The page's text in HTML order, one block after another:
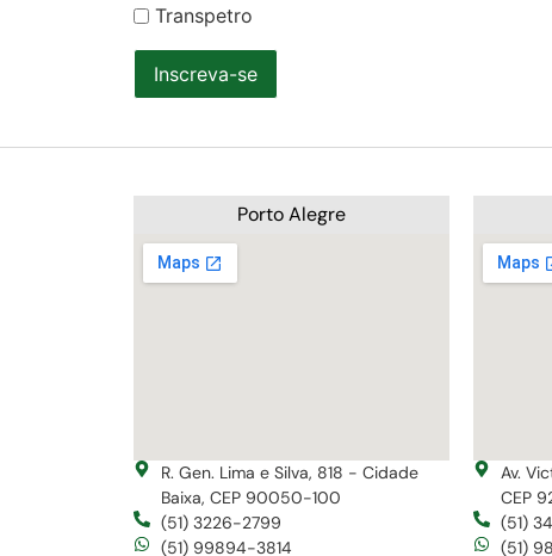
Transpetro
Inscreva-se
Porto Alegre
R. Gen. Lima e Silva, 818 - Cidade
Baixa, CEP 90050-100
(51) 3226-2799
(51) 99894-3814
Av.
CEP
(51)
(51)